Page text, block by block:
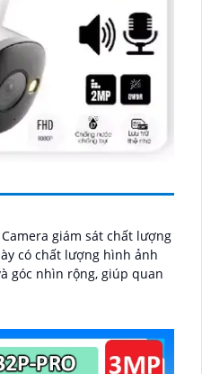
Camera giám sát chất lượng
góc nhìn rộng, giúp quan